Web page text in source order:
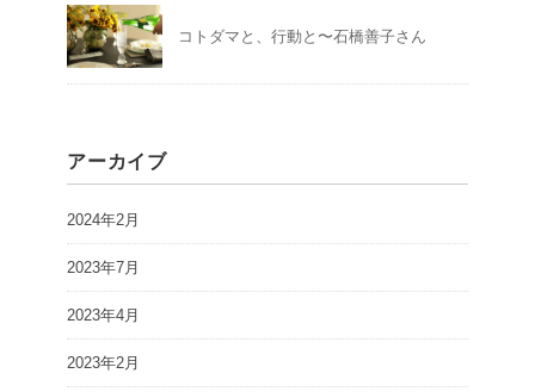
コトダマと、行動と〜石橋善子さん
アーカイブ
2024年2月
2023年7月
2023年4月
2023年2月